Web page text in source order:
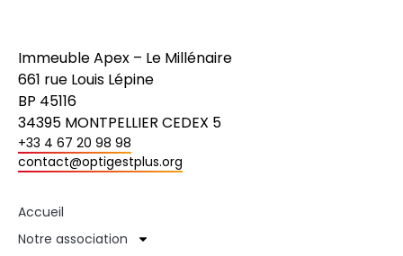
Immeuble Apex – Le Millénaire
661 rue Louis Lépine
BP 45116
34395 MONTPELLIER CEDEX 5
+33 4 67 20 98 98
contact@optigestplus.org
Accueil
Notre association